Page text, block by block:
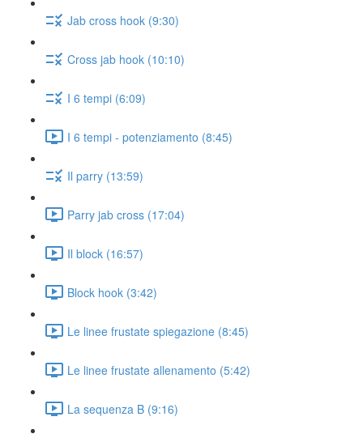
Jab cross hook (9:30)
Cross jab hook (10:10)
I 6 tempi (6:09)
I 6 tempi - potenziamento (8:45)
Il parry (13:59)
Parry jab cross (17:04)
Il block (16:57)
Block hook (3:42)
Le linee frustate spiegazione (8:45)
Le linee frustate allenamento (5:42)
La sequenza B (9:16)